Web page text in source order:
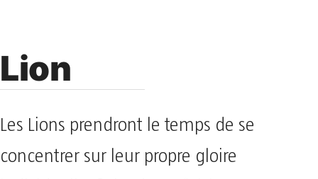
Lion
Les Lions prendront le temps de se
concentrer sur leur propre gloire